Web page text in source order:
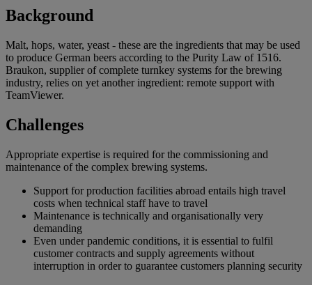
Background
Malt, hops, water, yeast - these are the ingredients that may be used
to produce German beers according to the Purity Law of 1516.
Braukon, supplier of complete turnkey systems for the brewing
industry, relies on yet another ingredient: remote support with
TeamViewer.
Challenges
Appropriate expertise is required for the commissioning and
maintenance of the complex brewing systems.
Support for production facilities abroad entails high travel
costs when technical staff have to travel
Maintenance is technically and organisationally very
demanding
Even under pandemic conditions, it is essential to fulfil
customer contracts and supply agreements without
interruption in order to guarantee customers planning security